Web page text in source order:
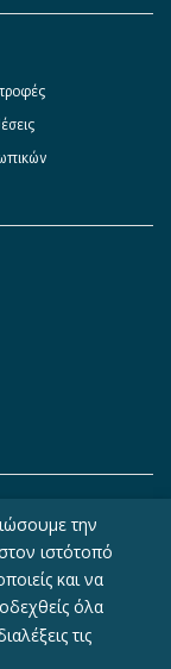
Woocommerce
την
ιστότοπό
και να
όλα
τις